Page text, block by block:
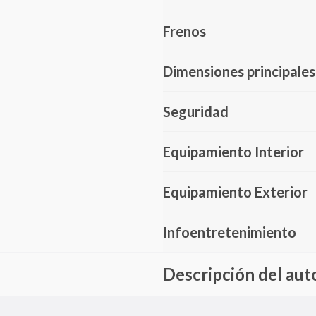
Frenos
Dimensiones principales
Seguridad
Equipamiento Interior
Equipamiento Exterior
Infoentretenimiento
Descripción del